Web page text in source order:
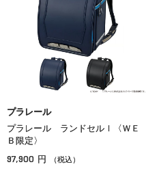
プラレール
プラレール ランドセルＩ〈ＷＥ
Ｂ限定〉
97,900 円 （税込）